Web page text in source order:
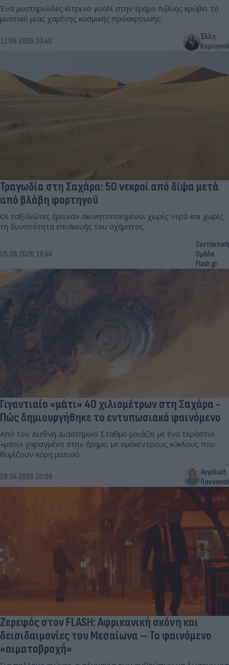
Ένα μυστηριώδες κίτρινο γυαλί στην έρημο Λιβύης κρύβει το
μυστικό μιας χαμένης κοσμικής πρόσκρουσης.
11.06.2026 10:40
Έλλη
Κομνηνού
Τραγωδία στη Σαχάρα: 50 νεκροί από δίψα μετά
από βλάβη φορτηγού
Οι ταξιδιώτες έμειναν ακινητοποιημένοι χωρίς νερό και χωρίς
τη δυνατότητα επισκευής του οχήματος.
05.06.2026 19:46
Συντακτική
Ομάδα
Flash.gr
Γιγαντιαίο «μάτι» 40 χιλιομέτρων στη Σαχάρα -
Πώς δημιουργήθηκε το εντυπωσιακό φαινόμενο
Από τον Διεθνή Διαστημικό Σταθμό μοιάζει με ένα τεράστιο
«μάτι» χαραγμένο στην έρημο, με ομόκεντρους κύκλους που
θυμίζουν κόρη ματιού.
29.04.2026 10:06
Αγγελική
Γιαννακού
Ζερεφός στον FLASH: Αφρικανική σκόνη και
δεισιδαιμονίες του Μεσαίωνα – Το φαινόμενο
«αιματοβροχή»